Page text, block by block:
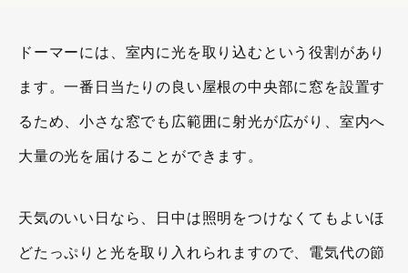
ドーマーには、室内に光を取り込むという役割があり
ます。一番日当たりの良い屋根の中央部に窓を設置す
るため、小さな窓でも広範囲に射光が広がり、室内へ
大量の光を届けることができます。
天気のいい日なら、日中は照明をつけなくてもよいほ
どたっぷりと光を取り入れられますので、電気代の節